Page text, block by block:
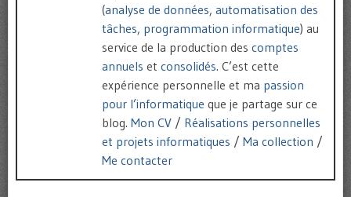
(analyse de données, automatisation des
tâches, programmation informatique) au
service de la production des comptes
annuels et consolidés. C’est cette
expérience personnelle et ma passion
pour l’informatique que je partage sur ce
blog. Mon CV / Réalisations personnelles
et projets informatiques / Ma collection /
Me contacter